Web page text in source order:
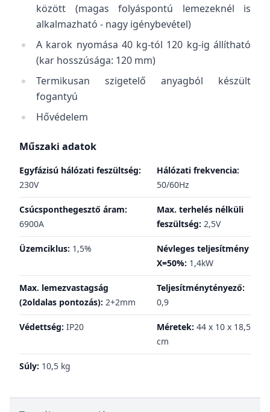
között (magas folyáspontú lemezeknél is
alkalmazható - nagy igénybevétel)
A karok nyomása 40 kg-tól 120 kg-ig állítható
(kar hosszúsága: 120 mm)
Termikusan szigetelő anyagból készült
fogantyú
Hővédelem
Műszaki adatok
Egyfázisú hálózati feszültség:
230V
Hálózati frekvencia:
50/60Hz
Csúcsponthegesztő áram:
6900A
Max. terhelés nélküli
feszültség: 2,5V
Üzemciklus: 1,5%
Névleges teljesítmény
X=50%: 1,4kW
Max. lemezvastagság
(2oldalas pontozás): 2+2mm
Teljesítménytényező:
0,9
Védettség: IP20 Méretek: 44 x 10 x 18,5
cm
Súly: 10,5 kg